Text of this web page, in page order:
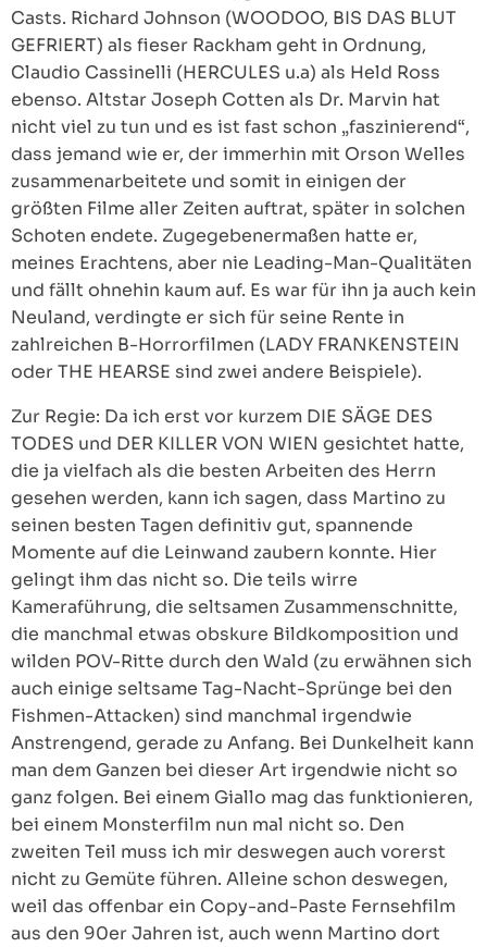
Casts. Richard Johnson (WOODOO, BIS DAS BLUT
GEFRIERT) als fieser Rackham geht in Ordnung,
Claudio Cassinelli (HERCULES u.a) als Held Ross
ebenso. Altstar Joseph Cotten als Dr. Marvin hat
nicht viel zu tun und es ist fast schon „faszinierend“,
dass jemand wie er, der immerhin mit Orson Welles
zusammenarbeitete und somit in einigen der
größten Filme aller Zeiten auftrat, später in solchen
Schoten endete. Zugegebenermaßen hatte er,
meines Erachtens, aber nie Leading-Man-Qualitäten
und fällt ohnehin kaum auf. Es war für ihn ja auch kein
Neuland, verdingte er sich für seine Rente in
zahlreichen B-Horrorfilmen (LADY FRANKENSTEIN
oder THE HEARSE sind zwei andere Beispiele).
Zur Regie: Da ich erst vor kurzem DIE SÄGE DES
TODES und DER KILLER VON WIEN gesichtet hatte,
die ja vielfach als die besten Arbeiten des Herrn
gesehen werden, kann ich sagen, dass Martino zu
seinen besten Tagen definitiv gut, spannende
Momente auf die Leinwand zaubern konnte. Hier
gelingt ihm das nicht so. Die teils wirre
Kameraführung, die seltsamen Zusammenschnitte,
die manchmal etwas obskure Bildkomposition und
wilden POV-Ritte durch den Wald (zu erwähnen sich
auch einige seltsame Tag-Nacht-Sprünge bei den
Fishmen-Attacken) sind manchmal irgendwie
Anstrengend, gerade zu Anfang. Bei Dunkelheit kann
man dem Ganzen bei dieser Art irgendwie nicht so
ganz folgen. Bei einem Giallo mag das funktionieren,
bei einem Monsterfilm nun mal nicht so. Den
zweiten Teil muss ich mir deswegen auch vorerst
nicht zu Gemüte führen. Alleine schon deswegen,
weil das offenbar ein Copy-and-Paste Fernsehfilm
aus den 90er Jahren ist, auch wenn Martino dort